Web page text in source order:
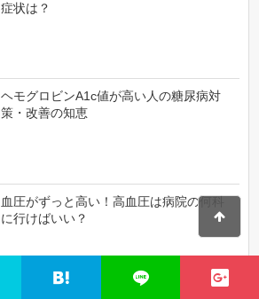
症状は？
ヘモグロビンA1c値が高い人の糖尿病対
策・改善の知恵
血圧がずっと高い！高血圧は病院の何科
に行けばいい？